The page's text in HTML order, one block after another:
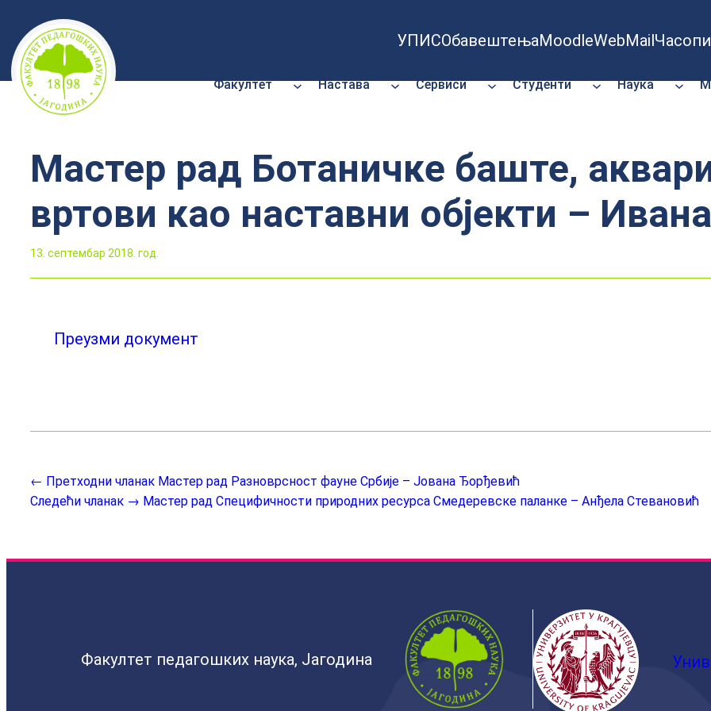
Скочи
на
садржај
УПИСОбавештењаMoodleWebMail
Факултет Настава Сервиси Студенти Наука
Мастер рад Ботаничке баште,
вртови као наставни објекти –
13. септембар 2018. год.
Преузми документ
← Претходни чланак Мастер рад Разноврсност фауне Србије – Јована Ђорђевић
Следећи чланак → Мастер рад Специфичности природних ресурса Смедеревске паланке – Анђела Стевановић
Факултет педагошких наука, Јагодина